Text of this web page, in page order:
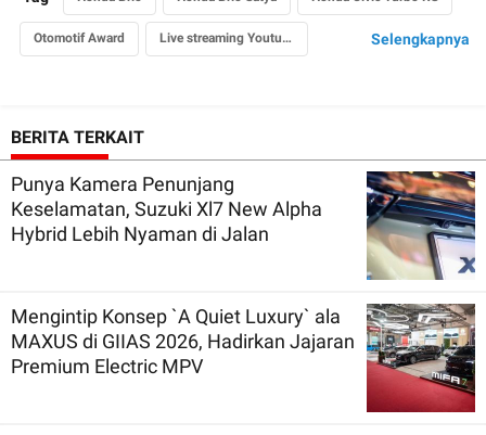
Otomotif Award Live streaming Youtube Selengkapnya
BERITA TERKAIT
Punya Kamera Penunjang
Keselamatan, Suzuki Xl7 New Alpha
Hybrid Lebih Nyaman di Jalan
Mengintip Konsep `A Quiet Luxury` ala
MAXUS di GIIAS 2026, Hadirkan Jajaran
Premium Electric MPV